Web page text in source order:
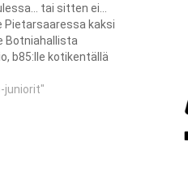
tai sitten ei…
Pietarsaaressa kaksi
Botniahallista
b85:lle kotikentällä
kahdet
Päivitykset
juniorit"